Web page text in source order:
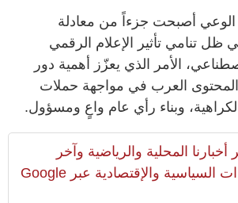
أصبحت جزءاً من معادلة
ظل تنامي تأثير الإعلام الرقمي
الأمر الذي يعزّز أهمية دور
المحتوى العرب في مواجهة حملات
وبناء رأي عام واعٍ ومسؤول.
أخبارنا المحلية والرياضية وآخر
المستجدات السياسية والإقتصادية عبر Google